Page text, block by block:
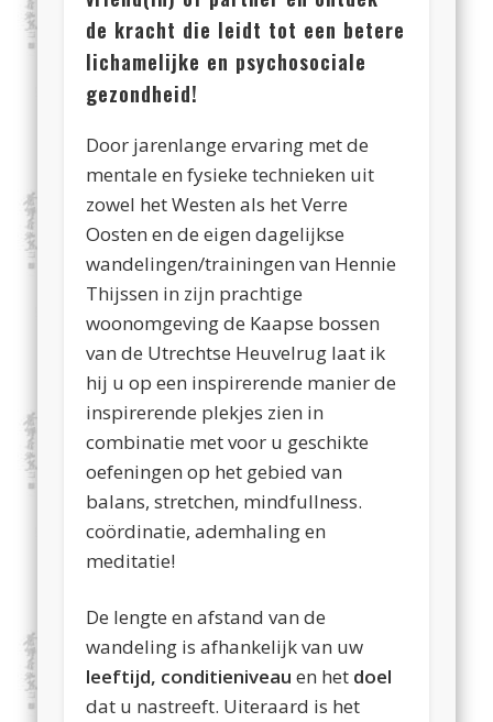
de kracht die leidt tot een betere
lichamelijke en psychosociale
gezondheid!
Door jarenlange ervaring met de
mentale en fysieke technieken uit
zowel het Westen als het Verre
Oosten en de eigen dagelijkse
wandelingen/trainingen van Hennie
Thijssen in zijn prachtige
woonomgeving de Kaapse bossen
van de Utrechtse Heuvelrug laat ik
hij u op een inspirerende manier de
inspirerende plekjes zien in
combinatie met voor u geschikte
oefeningen op het gebied van
balans, stretchen, mindfullness.
coördinatie, ademhaling en
meditatie!
De lengte en afstand van de
wandeling is afhankelijk van uw
leeftijd, conditieniveau en het doel
dat u nastreeft. Uiteraard is het